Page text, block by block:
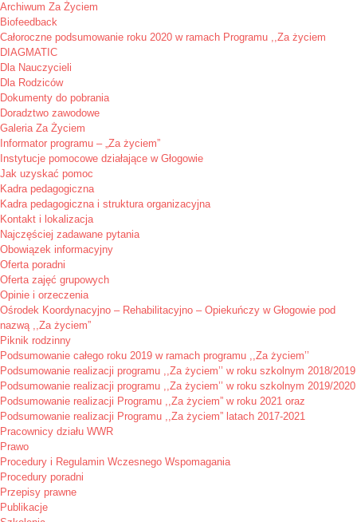
Archiwum Za Życiem
Biofeedback
Całoroczne podsumowanie roku 2020 w ramach Programu ,,Za życiem
DIAGMATIC
Dla Nauczycieli
Dla Rodziców
Dokumenty do pobrania
Doradztwo zawodowe
Galeria Za Życiem
Informator programu – „Za życiem”
Instytucje pomocowe działające w Głogowie
Jak uzyskać pomoc
Kadra pedagogiczna
Kadra pedagogiczna i struktura organizacyjna
Kontakt i lokalizacja
Najczęściej zadawane pytania
Obowiązek informacyjny
Oferta poradni
Oferta zajęć grupowych
Opinie i orzeczenia
Ośrodek Koordynacyjno – Rehabilitacyjno – Opiekuńczy w Głogowie pod
nazwą ,,Za życiem”
Piknik rodzinny
Podsumowanie całego roku 2019 w ramach programu ,,Za życiem’’
Podsumowanie realizacji programu ,,Za życiem’’ w roku szkolnym 2018/2019
Podsumowanie realizacji programu ,,Za życiem’’ w roku szkolnym 2019/2020
Podsumowanie realizacji Programu ,,Za życiem” w roku 2021 oraz
Podsumowanie realizacji Programu ,,Za życiem” latach 2017-2021
Pracownicy działu WWR
Prawo
Procedury i Regulamin Wczesnego Wspomagania
Procedury poradni
Przepisy prawne
Publikacje